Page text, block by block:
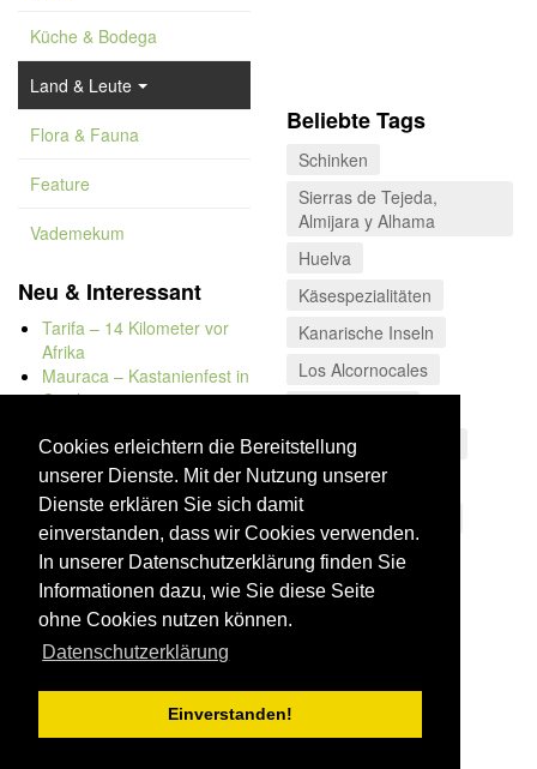
Cookies erleichtern die Bereitstellung
unserer Dienste. Mit der Nutzung unserer
Dienste erklären Sie sich damit
einverstanden, dass wir Cookies verwenden.
In unserer Datenschutzerklärung finden Sie
Informationen dazu, wie Sie diese Seite
ohne Cookies nutzen können.
Datenschutzerklärung
Einverstanden!
Küche & Bodega
Land & Leute
Flora & Fauna
Feature
Vademekum
Neu & Interessant
Tarifa – 14 Kilometer vor
Afrika
Mauraca – Kastanienfest in
Capileira
Bolonia
Kap Trafalgar
Düne von Bolonia
Beliebte Tags
Schinken
Sierras de Tejeda,
Almijara y Alhama
Huelva
Käsespezialitäten
Kanarische Inseln
Los Alcornocales
Wüste von Tabernas
Gran Canaria
Sierra de las Nieves